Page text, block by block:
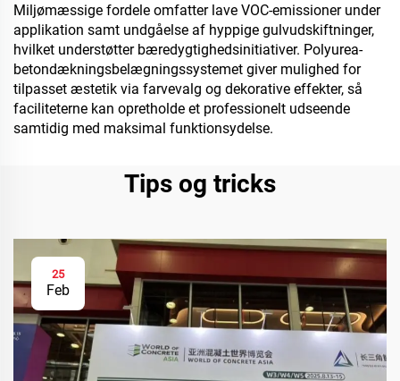
Miljømæssige fordele omfatter lave VOC-emissioner under
applikation samt undgåelse af hyppige gulvudskiftninger,
hvilket understøtter bæredygtighedsinitiativer. Polyurea-
betondækningsbelægningssystemet giver mulighed for
tilpasset æstetik via farvevalg og dekorative effekter, så
faciliteterne kan opretholde et professionelt udseende
samtidig med maksimal funktionsydelse.
Tips og tricks
25
Feb